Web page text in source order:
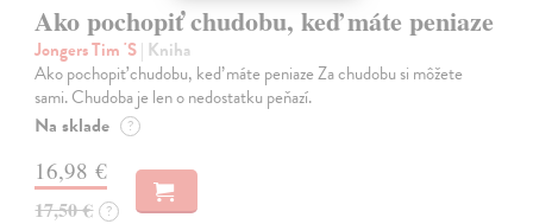
Ako pochopiť chudobu, keď máte peniaze
Jongers Tim 'S| Kniha
Ako pochopiť chudobu, keď máte peniaze Za chudobu si môžete
sami. Chudoba je len o nedostatku peňazí.
Na sklade ?
16,98 €
17,50 € ?